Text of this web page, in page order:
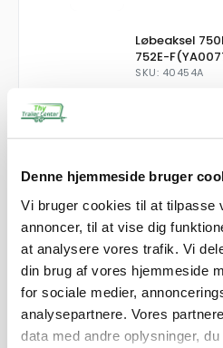
Denne hjemmeside bruger
Vi bruger cookies til at tilpasse
annoncer, til at vise dig
at analysere vores trafik. Vi
din brug af vores hjemmeside
for sociale medier,
analysepartnere. Vores
data med andre oplysninger,
Løbeaksel
752E-
SKU: 40454A
Vinkelbeslag
−